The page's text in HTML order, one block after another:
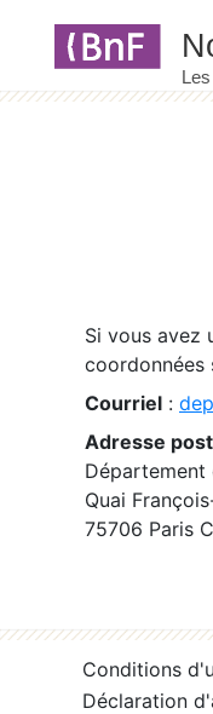
Si vous avez
coordonnées
Courriel :
Adresse
Quai
75706 Paris
Conditions
Déclaration